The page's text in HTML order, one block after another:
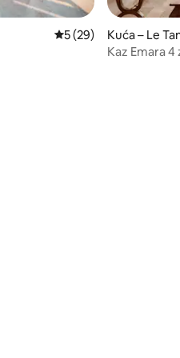
Prosječna ocjena: 5/5,
5 (29)
Kuća – Le
Kaz Emara